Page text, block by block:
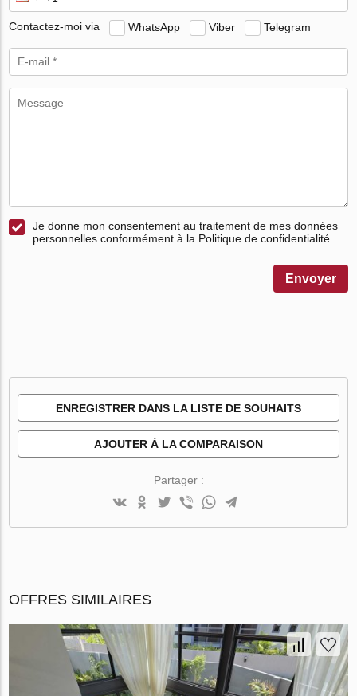
Contactez-moi via WhatsApp Viber Telegram
Je donne mon consentement au traitement de mes données
personnelles conformément à la Politique de confidentialité
Envoyer
ENREGISTRER DANS LA LISTE DE SOUHAITS
AJOUTER À LA COMPARAISON
Partager :
OFFRES SIMILAIRES